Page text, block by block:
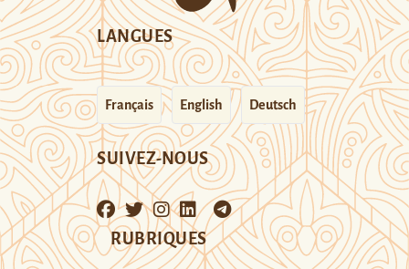
LANGUES
Français English Deutsch
SUIVEZ-NOUS
RUBRIQUES